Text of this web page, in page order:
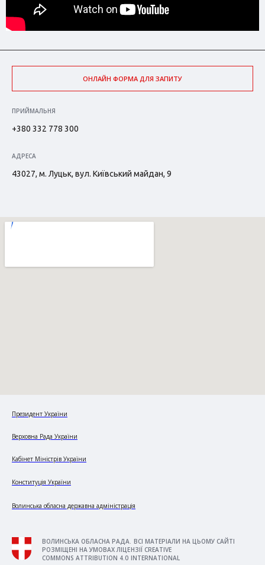
ОНЛАЙН ФОРМА ДЛЯ ЗАПИТУ
ПРИЙМАЛЬНЯ
+380 332 778 300
АДРЕСА
43027, м. Луцьк, вул. Київський майдан, 9
Президент України
Верховна Рада України
Кабінет Міністрів України
Конституція України
Волинська обласна державна адміністрація
ВОЛИНСЬКА ОБЛАСНА РАДА. ВСІ МАТЕРІАЛИ НА ЦЬОМУ САЙТІ
РОЗМІЩЕНІ НА УМОВАХ ЛІЦЕНЗІЇ CREATIVE
COMMONS ATTRIBUTION 4.0 INTERNATIONAL